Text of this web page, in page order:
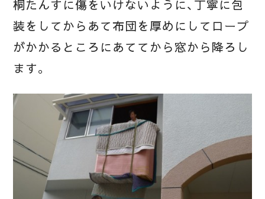
桐たんすに傷をいけないように、丁寧に包
装をしてからあて布団を厚めにしてロープ
がかかるところにあててから窓から降ろし
ます。